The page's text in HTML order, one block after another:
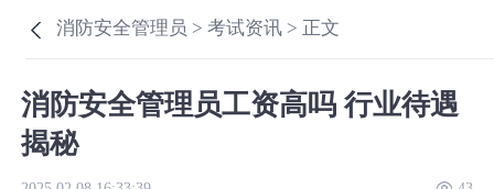
消防安全管理员 >考试资讯 > 正文
消防安全管理员工资高吗 行业待遇
揭秘